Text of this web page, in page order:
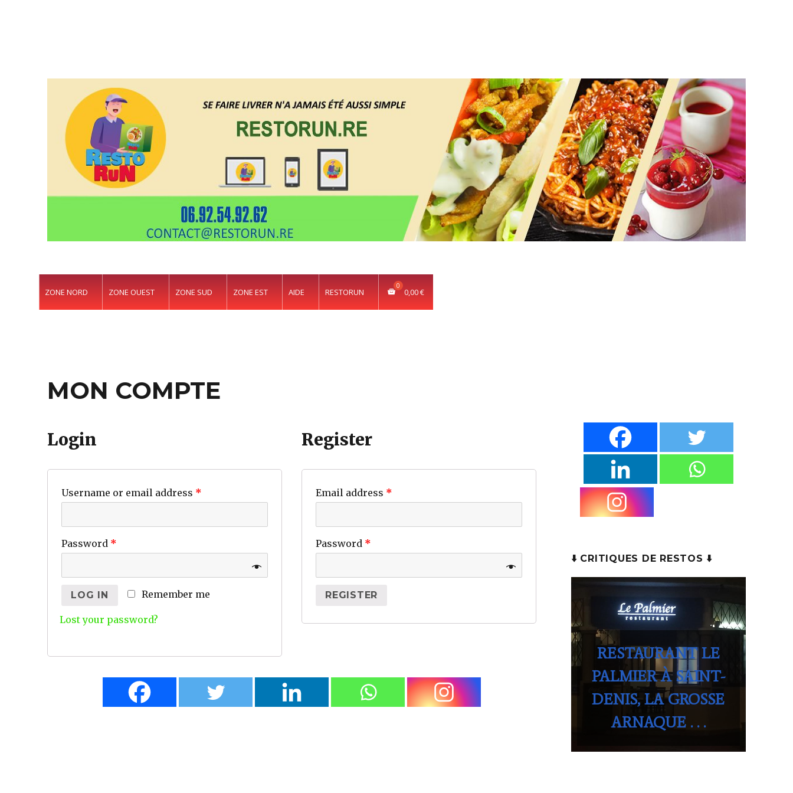
ZONE NORD ZONE OUEST ZONE SUD ZONE EST AIDE RESTORUN 0,00€
MON COMPTE
Login
Username or email address *
Password *
Remember me
LOG IN
Lost your password?
Register
Email address *
Password *
REGISTER
⬇️ CRITIQUES DE RESTOS ⬇️
RESTAURANT LE
PALMIER À SAINT-
DENIS, LA GROSSE
ARNAQUE . . .